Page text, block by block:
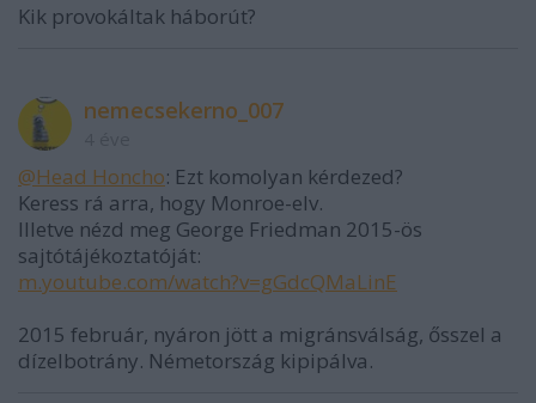
Kik provokáltak háborút?
nemecsekerno_007
@Head Honcho: Ezt komolyan kérdezed?
Keress rá arra, hogy Monroe-elv.
Illetve nézd meg George Friedman 2015-ös
sajtótájékoztatóját:
m.youtube.com/watch?v=gGdcQMaLinE
2015 február, nyáron jött a migránsválság, ősszel a
dízelbotrány. Németország kipipálva.